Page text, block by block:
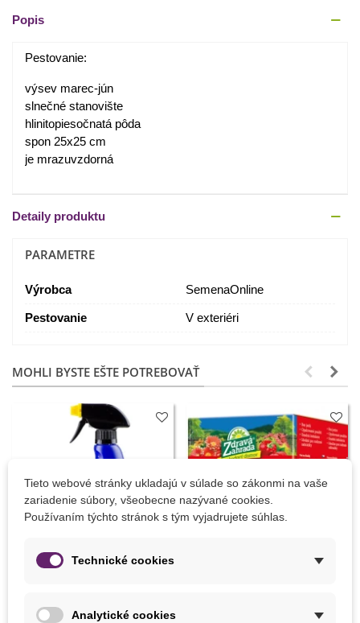
Popis
Pestovanie:
výsev marec-jún
slnečné stanovište
hlinitopiesočnatá pôda
spon 25x25 cm
je mrazuvzdorná
Detaily produktu
PARAMETRE
Výrobca SemenaOnline
Pestovanie V exteriéri
MOHLI BYSTE EŠTE POTREBOVAŤ
Tieto webové stránky ukladajú v súlade so zákonmi na vaše
zariadenie súbory, všeobecne nazývané cookies.
Používaním týchto stránok s tým vyjadrujete súhlas.
Technické cookies
Analytické cookies